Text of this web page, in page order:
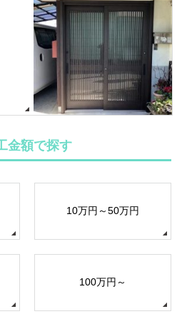
金額で探す
10万円～50万円
100万円～